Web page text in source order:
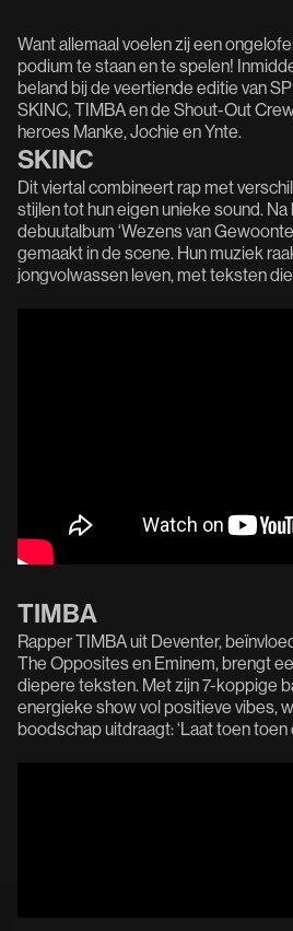
Want allemaal voelen zij een
podium te staan en te spelen!
beland bij de veertiende editie van
SKINC, TIMBA en de Shout-Out
heroes Manke, Jochie en Ynte.
SKINC
Dit viertal combineert rap met
stijlen tot hun eigen unieke sound. Na
debuutalbum ‘Wezens van
gemaakt in de scene. Hun muziek
jongvolwassen leven, met teksten
TIMBA
Rapper TIMBA uit Deventer,
The Opposites en Eminem, brengt
diepere teksten. Met zijn 7-koppige
energieke show vol positieve vibes,
boodschap uitdraagt: ‘Laat toen toen